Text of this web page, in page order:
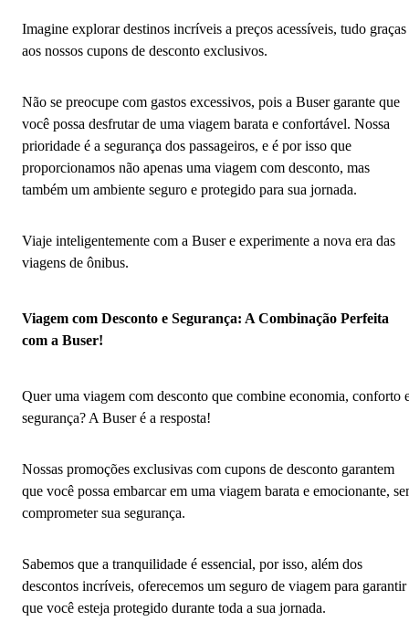
Imagine explorar destinos incríveis a preços acessíveis, tudo graças
aos nossos cupons de desconto exclusivos.
Não se preocupe com gastos excessivos, pois a Buser garante que
você possa desfrutar de uma viagem barata e confortável. Nossa
prioridade é a segurança dos passageiros, e é por isso que
proporcionamos não apenas uma viagem com desconto, mas
também um ambiente seguro e protegido para sua jornada.
Viaje inteligentemente com a Buser e experimente a nova era das
viagens de ônibus.
Viagem com Desconto e Segurança: A Combinação Perfeita
com a Buser!
Quer uma viagem com desconto que combine economia, conforto
segurança? A Buser é a resposta!
Nossas promoções exclusivas com cupons de desconto garantem
que você possa embarcar em uma viagem barata e emocionante,
comprometer sua segurança.
Sabemos que a tranquilidade é essencial, por isso, além dos
descontos incríveis, oferecemos um seguro de viagem para garantir
que você esteja protegido durante toda a sua jornada.